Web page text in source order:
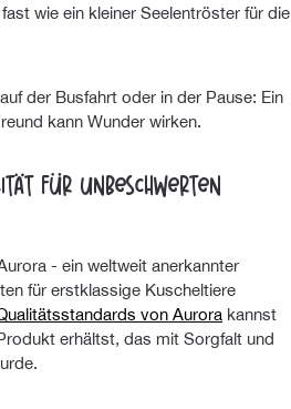
wie ein kleiner Seelentröster für die
der Busfahrt oder in der Pause: Ein
kann Wunder wirken.
für unbeschwerten
- ein weltweit anerkannter
für erstklassige Kuscheltiere
von Aurora kannst
erhältst, das mit Sorgfalt und